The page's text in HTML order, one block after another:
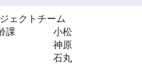
ェクトチーム
高齢課 小松
原
石丸